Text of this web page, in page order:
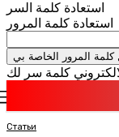
استعادة كلمة السر
استعادة كلمة المرور
Статьи